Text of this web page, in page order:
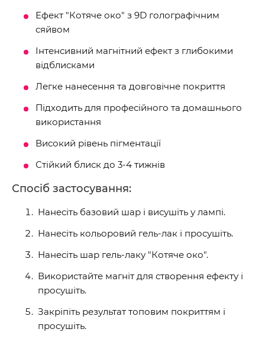
Ефект "Котяче око" з 9D голографічним
сяйвом
Інтенсивний магнітний ефект з глибокими
відблисками
Легке нанесення та довговічне покриття
Підходить для професійного та домашнього
використання
Високий рівень пігментації
Стійкий блиск до 3-4 тижнів
Спосіб застосування:
Нанесіть базовий шар і висушіть у лампі.
Нанесіть кольоровий гель-лак і просушіть.
Нанесіть шар гель-лаку "Котяче око".
Використайте магніт для створення ефекту і
просушіть.
Закріпіть результат топовим покриттям і
просушіть.